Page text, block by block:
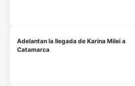
Adelantan la llegada de Karina Milei a
Catamarca